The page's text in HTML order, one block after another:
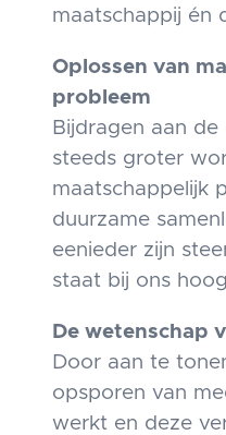
maatschappij én
Oplossen van
probleem
Bijdragen aan
steeds groter
maatschappelijk
duurzame
eenieder zijn
staat bij ons
De wetenschap
Door aan te
opsporen van
werkt en deze